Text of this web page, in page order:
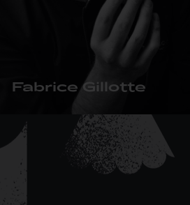
Fabrice Gillotte